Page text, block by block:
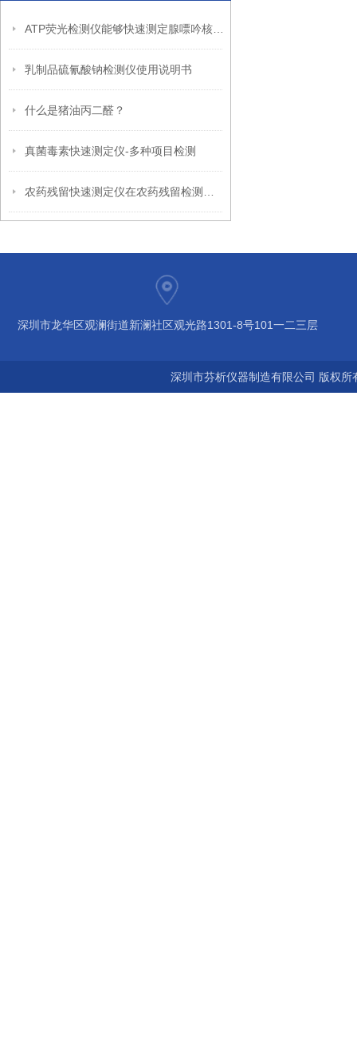
乳制品硫氰酸钠检测仪使用说明书
什么是猪油丙二醛？
真菌毒素快速测定仪-多种项目检测
深圳市龙华区观澜街道新澜社区观光路1301-8号101一二三层
深圳市芬析仪器制造有限公司 版权